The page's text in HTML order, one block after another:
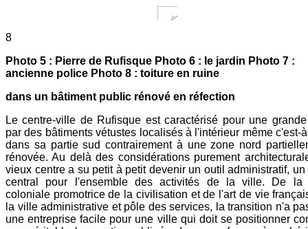
8
Photo 5 : Pierre de Rufisque Photo 6 : le jardin Photo 7 :
ancienne police Photo 8 : toiture en ruine
dans un bâtiment public rénové en réfection
Le centre-ville de Rufisque est caractérisé pour une
par des bâtiments vétustes localisés à l'intérieur même c'est-
dans sa partie sud contrairement à une zone nord
rénovée. Au delà des considérations purement
vieux centre a su petit à petit devenir un outil administratif, un
central pour l'ensemble des activités de la ville. De la
coloniale promotrice de la civilisation et de l'art de vie
la ville administrative et pôle des services, la transition n'a
une entreprise facile pour une ville qui doit se positionner